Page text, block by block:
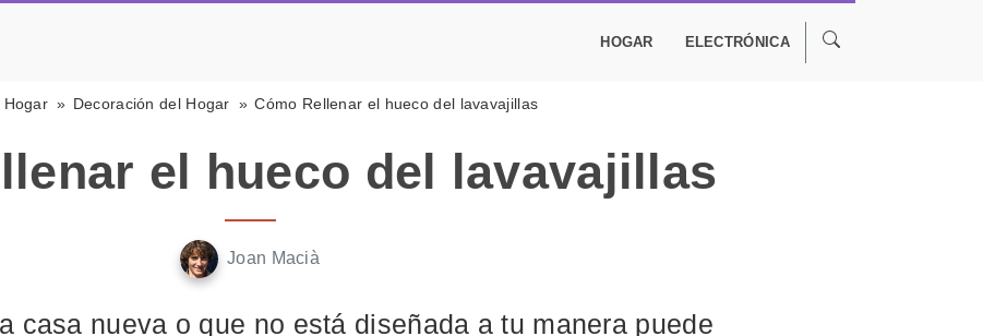
HOGAR ELECTRÓNICA
Hogar Decoración del Hogar Cómo Rellenar el hueco del lavavajillas
el hueco del lavavajillas
Joan Macià
casa nueva o que no está diseñada a tu manera puede